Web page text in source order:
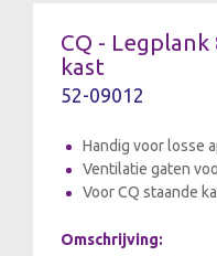
CQ -
kast
52-09012
Handig voor losse
Ventilatie gaten
Voor CQ staande
Omschrijving: